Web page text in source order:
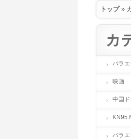
トップ»
カ
バラ
映画
中国ド
KN95
バラエ